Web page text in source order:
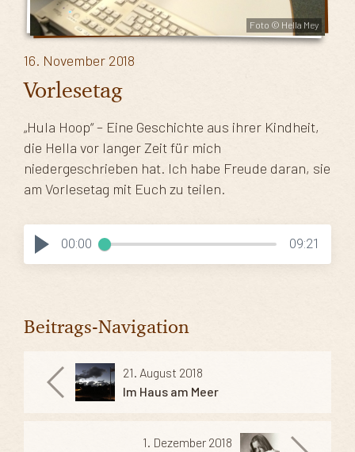
16. November 2018
Vorlesetag
„Hula Hoop“ – Eine Geschichte aus ihrer Kindheit,
die Hella vor langer Zeit für mich
niedergeschrieben hat. Ich habe Freude daran, sie
am Vorlesetag mit Euch zu teilen.
00:00 09:21
Foto © Hella Mey
Beitrags-Navigation
21. August 2018
Im Haus am Meer
1. Dezember 2018